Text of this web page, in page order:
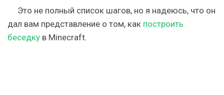
Это не полный список шагов, но я надеюсь, что он
дал вам представление о том, как построить
беседку в Minecraft.